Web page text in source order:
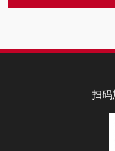
扫码